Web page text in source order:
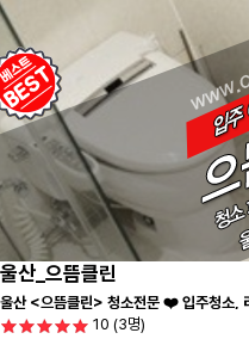
울산_으뜸클린
울산 <으뜸클린> 청소전문 ❤️ 입주청소,
치드시공 전문 청소 업체 ❤️
10 (3명)